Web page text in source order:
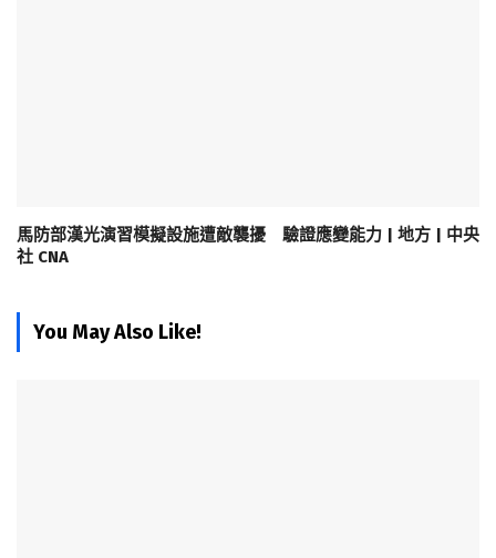
馬防部漢光演習模擬設施遭敵襲擾 驗證應變能力 | 地方 | 中央
社 CNA
You May Also Like!